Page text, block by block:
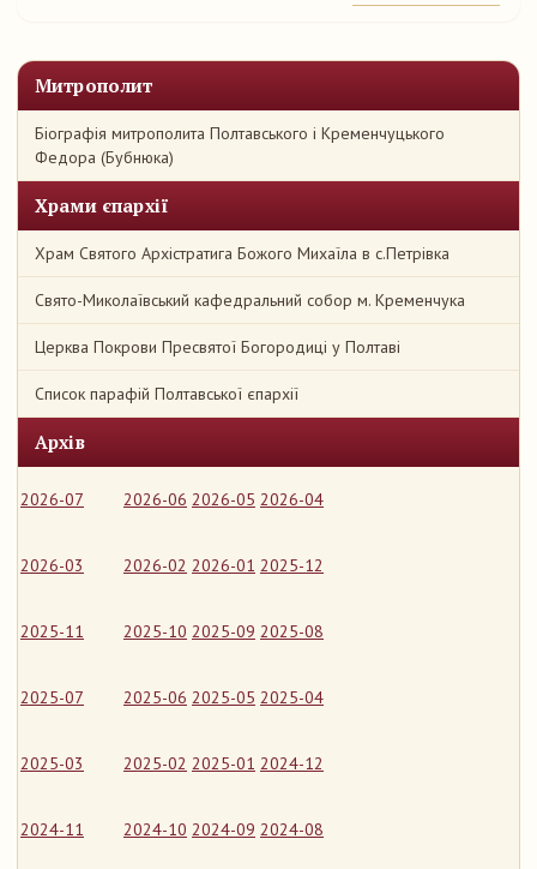
Митрополит
Біографія митрополита Полтавського і Кременчуцького
Федора (Бубнюка)
Храми єпархії
Храм Святого Архістратига Божого Михаїла в с.Петрівка
Свято-Миколаївський кафедральний собор м. Кременчука
Церква Покрови Пресвятої Богородиці у Полтаві
Список парафій Полтавської єпархії
Архів
2026-07 2026-06 2026-05 2026-04
2026-03 2026-02 2026-01 2025-12
2025-11 2025-10 2025-09 2025-08
2025-07 2025-06 2025-05 2025-04
2025-03 2025-02 2025-01 2024-12
2024-11 2024-10 2024-09 2024-08